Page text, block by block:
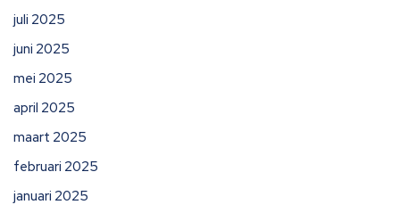
juli 2025
juni 2025
mei 2025
april 2025
maart 2025
februari 2025
januari 2025